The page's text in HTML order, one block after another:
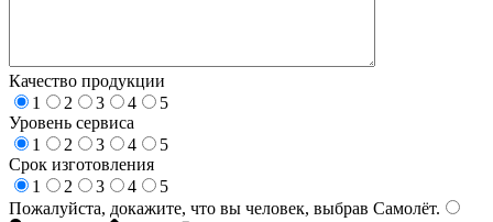
Качество продукции
1
2 3 4
5
Уровень сервиса
1
2 3 4
5
Срок изготовления
1
2 3 4
5
Пожалуйста, докажите, что вы человек, выбрав Самолёт.